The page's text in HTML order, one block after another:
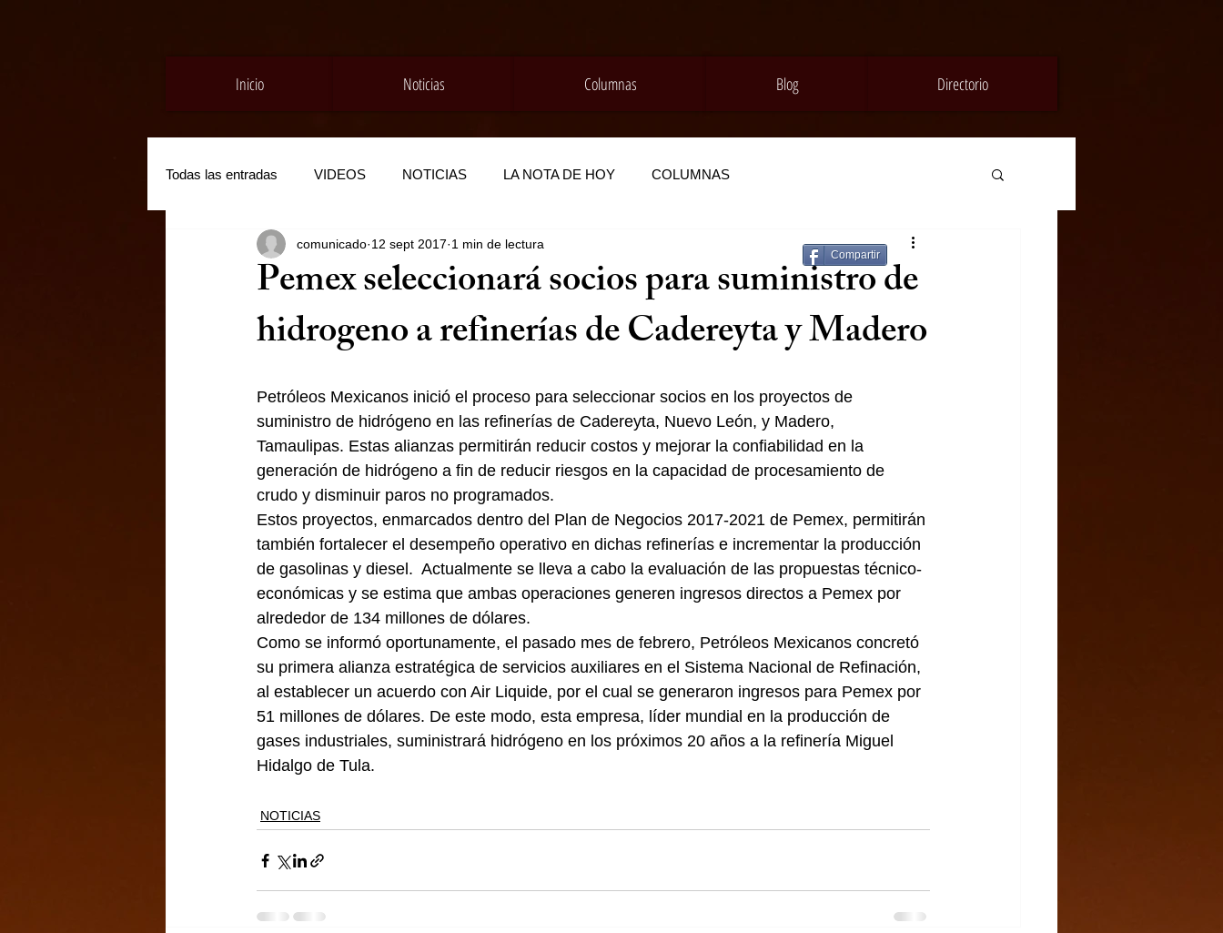
Inicio Noticias Columnas Blog Directorio
Todas las entradas VIDEOS NOTICIAS LA NOTA DE HOY COLUMNAS
Pemex seleccionará socios para suministro de
hidrogeno a refinerías de Cadereyta y Madero
comunicado 12 sept 2017 1 min de lectura
Petróleos Mexicanos inició el proceso para seleccionar socios en los proyectos de
suministro de hidrógeno en las refinerías de Cadereyta, Nuevo León, y Madero,
Tamaulipas. Estas alianzas permitirán reducir costos y mejorar la confiabilidad en la
generación de hidrógeno a fin de reducir riesgos en la capacidad de procesamiento de
crudo y disminuir paros no programados.
Estos proyectos, enmarcados dentro del Plan de Negocios 2017-2021 de Pemex, permitirán
también fortalecer el desempeño operativo en dichas refinerías e incrementar la producción
de gasolinas y diesel.  Actualmente se lleva a cabo la evaluación de las propuestas técnico-
económicas y se estima que ambas operaciones generen ingresos directos a Pemex por
alrededor de 134 millones de dólares.
Como se informó oportunamente, el pasado mes de febrero, Petróleos Mexicanos concretó
su primera alianza estratégica de servicios auxiliares en el Sistema Nacional de Refinación,
al establecer un acuerdo con Air Liquide, por el cual se generaron ingresos para Pemex por
51 millones de dólares. De este modo, esta empresa, líder mundial en la producción de
gases industriales, suministrará hidrógeno en los próximos 20 años a la refinería Miguel
Hidalgo de Tula.
NOTICIAS
Compartir